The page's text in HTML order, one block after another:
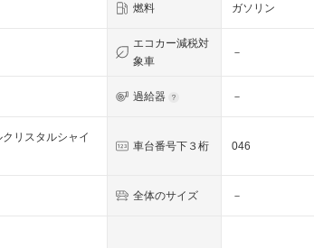
燃料 ガソリン
エコカー減税対
象車
－
過給器 －
リスタルシャイ
車台番号下３桁 046
全体のサイズ －